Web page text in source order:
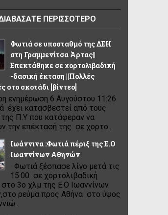
ΠΕΡΙΣΣΟΤΕΡΟ
Φωτιά σε υποσταθμό της ΔΕΗ
στη Γραμμενίτσα Άρτας||
Επεκτάθηκε σε χορτολιβαδική
-δασική έκταση ||Πολλές
στο σκοτάδι [βίντεο]
ενημέρωση 6 Αυγούστου 11:26
έχει κατασβεστεί από τους
Π.Υ που κατάφεραν να
την επέκτασή της σε χορτο...
Ιωάννινα :Φωτιά πέριξ της Ε.Ο
Ιωαννίνων Αθηνών
Φωτιά ξέσπασε λίγο μετά τις
15:00 σε χορτολιβαδική
3ο χλμ της Ε.Ο Ιωαννίνων
ρεύμα προς Αθήνα στο ύψος